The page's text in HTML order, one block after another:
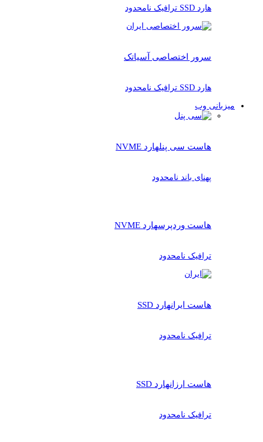
هارد SSD ترافیک نامحدود
سرور اختصاصی آسیاتک
هارد SSD ترافیک نامحدود
میزبانی وب
هاست سی پنلهارد NVME
پهنای باند نامحدود
هاست وردپرسهارد NVME
ترافیک نامحدود
هاست ایرانهارد SSD
ترافیک نامحدود
هاست ارزانهارد SSD
ترافیک نامحدود